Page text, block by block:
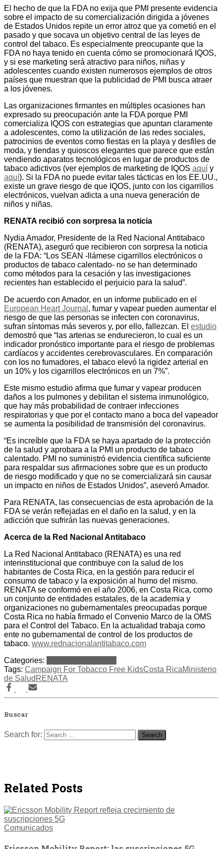
El hecho de que la FDA no exija que PMI presente evidencia
sobre el impacto de su comercialización dirigida a jóvenes
de Estados Unidos repite un error atroz que ya cometió en el
pasado y que socava un objetivo central de las leyes de
control del tabaco. Es especialmente preocupante que la
FDA no haya tenido en cuenta cómo se promocionará IQOS,
y si ese marketing será atractivo para niños, niñas y
adolescentes cuando existen numerosos ejemplos de otros
países que muestran que la publicidad de PMI busca atraer
a los jóvenes.
Las organizaciones firmantes en múltiples ocasiones han
expresado su preocupación ante la FDA porque PMI
comercializa IQOS con estrategias que apuntan claramente
a adolescentes, como la utilización de las redes sociales,
patrocinios de eventos como fiestas en la playa y desfiles de
moda, y tiendas y quioscos elegantes que parece que están
vendiendo aparatos tecnológicos en lugar de productos de
tabaco adictivos (ver ejemplos de marketing de IQOS aquí y
aquí). Si la FDA no puede evitar tales tácticas en los EE.UU.,
existe un grave riesgo de que IQOS, junto con los cigarrillos
electrónicos, vuelvan adicta a una nueva generación de
niños y niñas.
RENATA recibió con sorpresa la noticia
Nydia Amador, Presidente de la Red Nacional Antitabaco
(RENATA), aseguró que recibieron con sorpresa la noticia
de la FDA: “Los SEAN -llámese cigarrillos electrónicos o
productos de tabaco calentado- no se han determinado
como métodos para la cesación y las investigaciones
recientes han establecido el perjuicio para la salud”.
De acuerdo con Amador, en un informe publicado en el
European Heart Journal , fumar y vapear pueden aumentar el
riesgo de que las personas se infecten con coronavirus,
sufran síntomas más severos y, por ello, fallezcan. El estudio
demostró que “las arterias se endurecieron, lo cual es un
indicador pronóstico importante para el riesgo de problemas
cardíacos y accidentes cerebrovasculares. En comparación
con los no fumadores, el tabaco elevó la rigidez arterial en
un 10% y los cigarrillos electrónicos en un 7%”.
Este mismo estudio afirma que fumar y vapear producen
daños a los pulmones y debilitan el sistema inmunológico,
que hay más probabilidad de contraer infecciones
respiratorias y que por el contacto mano a boca del vapeador
se aumenta la posibilidad de transmisión del coronavirus.
“Es increíble que la FDA se haya apartado de la protección
de la salud y aprobara a la PMI un producto de tabaco
calentado. PMI no suministró evidencia científica suficiente
para respaldar sus afirmaciones sobre que es un producto
de riesgo modificado y que no se comercializará sin causar
un impacto en niños de Estados Unidos”, aseveró Amador.
Para RENATA, las consecuencias de esta aprobación de la
FDA se verán reflejadas en el daño en la salud, y en la
adicción que sufrirán las nuevas generaciones.
Acerca de la Red Nacional Antitabaco
La Red Nacional Antitabaco (RENATA) es una red
interinstitucional que contribuye con la salud de los
habitantes de Costa Rica, en la gestión para reducir el
consumo de tabaco y la exposición al humo del mismo.
RENATA se conformó en el año 2006, en Costa Rica, como
un conjunto de entidades estatales, de la academia y
organizaciones no gubernamentales preocupadas porque
Costa Rica no había firmado el Convenio Marco de la OMS
para el Control del Tabaco. En la actualidad trabaja como
ente no gubernamental de control de los productos de
tabaco. www.rednacionalantitabaco.com
Categories:
Tags: Campaign For Tobacco Free KidsCosta RicaMinisterio
de Salud RENATA
Buscar
Search for:
Related Posts
Comunicados